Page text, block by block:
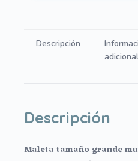
Descripción
adicional
Descripción
Maleta tamaño grande